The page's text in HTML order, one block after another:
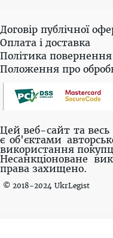
Договір публічної
Оплата і доставка
Політика повернення
Положення про
Цей веб-сайт та весь
є об'єктами
використання
Несанкціоноване
права захищено.
© 2018-2024 UkrLegist